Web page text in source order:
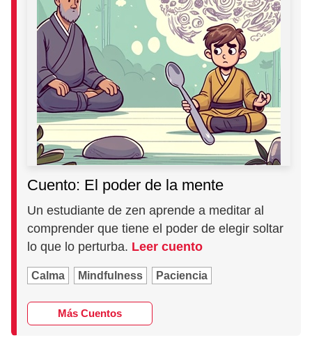
Cuento: El poder de la mente
Un estudiante de zen aprende a meditar al
comprender que tiene el poder de elegir soltar
lo que lo perturba. Leer cuento
Calma Mindfulness Paciencia
Más Cuentos